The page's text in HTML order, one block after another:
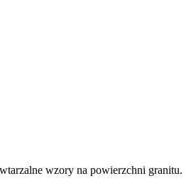
wzory na powierzchni granitu.